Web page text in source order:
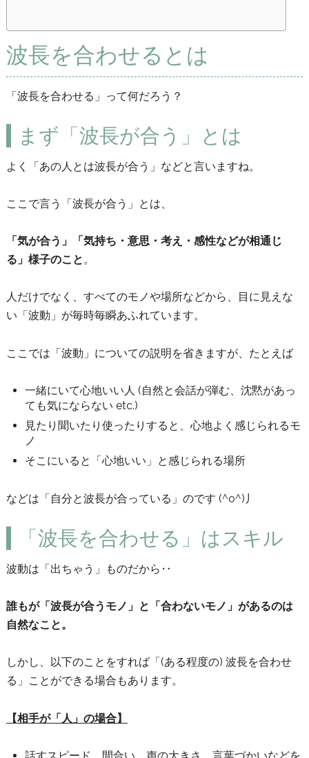
波長を合わせるとは
「波長を合わせる」って何だろう？
まず「波長が合う」とは
よく「あの人とは波長が合う」などと言いますね。
ここで言う「波長が合う」とは、
「気が合う」「気持ち・意思・考え・感性などが相通じ
る 」様子のこと。
人だけでなく、すべてのモノや場所などから、目に見えな
い「波動」が毎時毎瞬あふれています。
ここでは「波動」についての説明を省きますが、たとえば
一緒にいて心地いい人 (自然と会話が弾む、沈黙があっ
ても気にならない etc.)
見たり聞いたり使ったりすると、心地よく感じられるモ
ノ
そこにいると「心地いい」と感じられる場所
などは「自分と波長が合っている」のです (^o^)丿
「波長を合わせる」はスキル
波動は「出ちゃう」ものだから‥
誰もが「波長が合うモノ」と「合わないモノ」があるのは
自然なこと。
しかし、以下のことをすれば「(ある程度の) 波長を合わせ
る」ことができる場合もあります。
【相手が「人」の場合】